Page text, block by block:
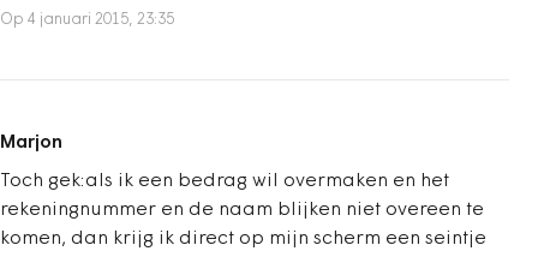
Op 4 januari 2015, 23:35
Marjon
Toch gek:als ik een bedrag wil overmaken en het
rekeningnummer en de naam blijken niet overeen te
komen, dan krijg ik direct op mijn scherm een seintje